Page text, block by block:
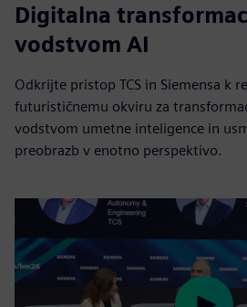
Digitalna
vodstvom AI
Odkrijte pristop TCS in Siemensa k
futurističnemu okviru za
vodstvom umetne inteligence in
preobrazb v enotno perspektivo.